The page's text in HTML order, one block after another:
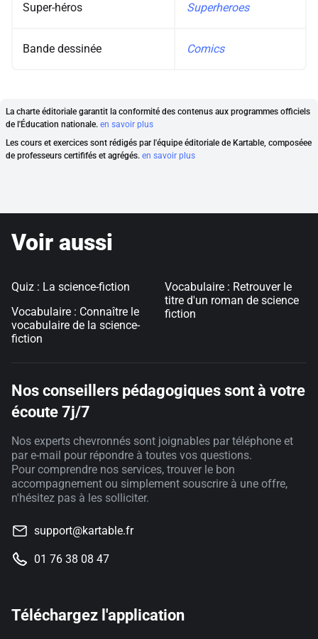
Super-héros Superheroes
Bande dessinée Comics
La charte éditoriale garantit la conformité des contenus aux programmes officiels
de l'Éducation nationale. en savoir plus
Les cours et exercices sont rédigés par l'équipe éditoriale de Kartable, composéee
de professeurs certififés et agrégés. en savoir plus
Voir aussi
Quiz : La science-fiction
Vocabulaire : Connaître le
vocabulaire de la science-
fiction
Vocabulaire : Retrouver le
titre d'un roman de science
fiction
Nos conseillers pédagogiques sont à votre
écoute 7j/7
Nos experts chevronnés sont joignables par téléphone et
par e-mail pour répondre à toutes vos questions.
Pour comprendre nos services, trouver le bon
accompagnement ou simplement souscrire à une offre,
n'hésitez pas à les solliciter.
support@kartable.fr
01 76 38 08 47
Téléchargez l'application